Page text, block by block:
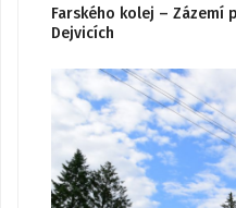
Farského kolej – Zázemí
Dejvicích